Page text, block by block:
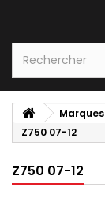
Marques
Z750 07-12
Z750 07-12